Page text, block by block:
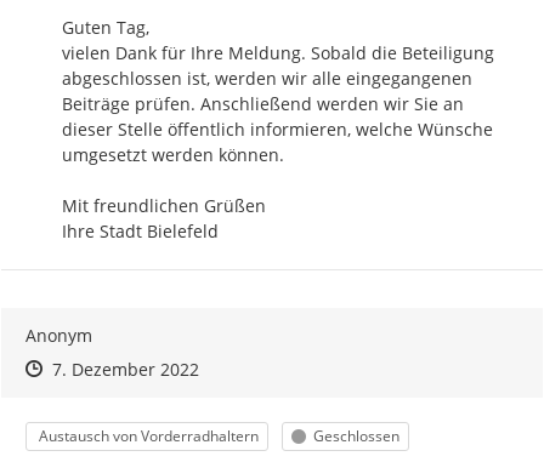
Guten Tag,
vielen Dank für Ihre Meldung. Sobald die Beteiligung
abgeschlossen ist, werden wir alle eingegangenen
Beiträge prüfen. Anschließend werden wir Sie an
dieser Stelle öffentlich informieren, welche Wünsche
umgesetzt werden können.
Mit freundlichen Grüßen
Ihre Stadt Bielefeld
Anonym
Zeitpunkt des Erstellens
Zeitpunkt des Erstellens
7. Dezember 2022Zur Äußerung
Kategorie
Austausch von Vorderradhaltern Status
Geschlossen